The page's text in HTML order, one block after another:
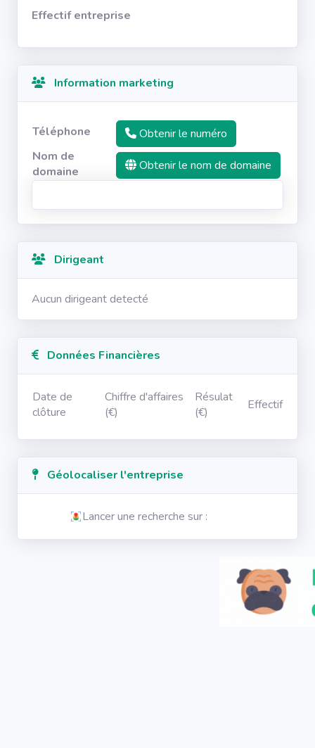
Effectif entreprise
Information marketing
Téléphone
Obtenir le numéro
Nom de
domaine
Obtenir le nom de domaine
Dirigeant
Aucun dirigeant detecté
Données Financières
Date de
clôture
Chiffre d'affaires
(€)
Résulat
(€)
Effectif
Géolocaliser l'entreprise
Lancer une recherche sur :